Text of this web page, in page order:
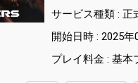
サービス種類 : 正
開始日時 : 2025年
プレイ料金 : 基本